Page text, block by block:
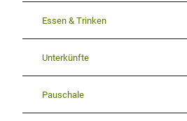
Essen & Trinken
Unterkünfte
Pauschale